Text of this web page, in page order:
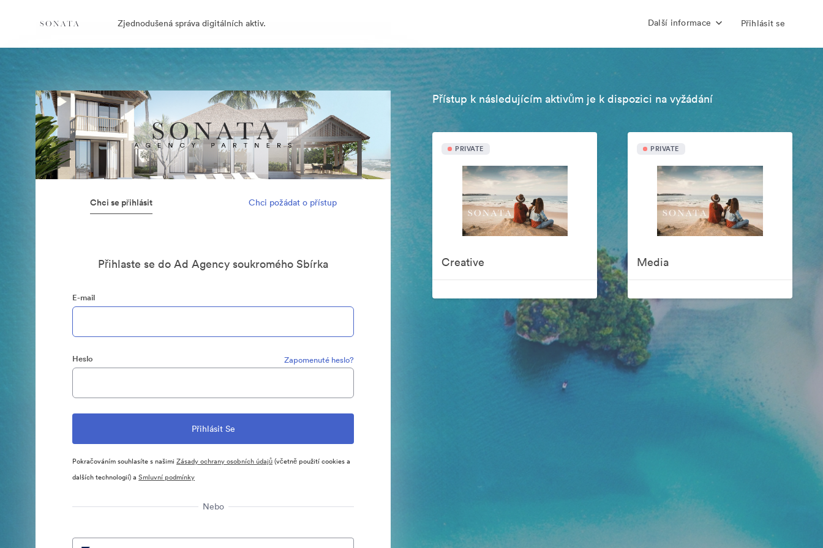
Zjednodušená správa digitálních aktiv. Další informace Přihlásit se
Chci se přihlásit Chci požádat o přístup
Přihlaste se do Ad Agency soukromého Sbírka
E-mail
Heslo Zapomenuté heslo?
Pokračováním souhlasíte s našimiZásady ochrany osobních údajů(včetně použití cookies a
dalších technologií) aSmluvní podmínky
Nebo
Přístup k následujícím aktivům je k dispozici na vyžádání
PRIVATE
Creative
PRIVATE
Media